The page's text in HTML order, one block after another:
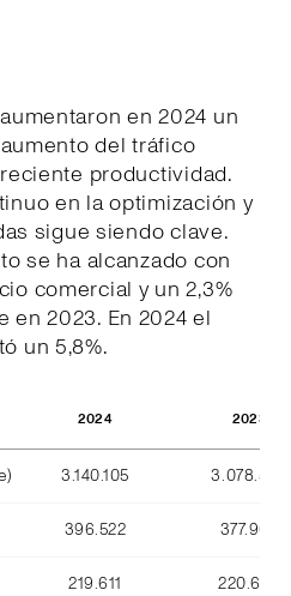
en 2024 un
del tráfico
productividad.
en la optimización y
sigue siendo clave.
se ha alcanzado con
comercial y un 2,3%
en 2023. En 2024 el
un 5,8%.
2024 2023
3.140.105 3.078.590
396.522 377.969
219.611 220.633